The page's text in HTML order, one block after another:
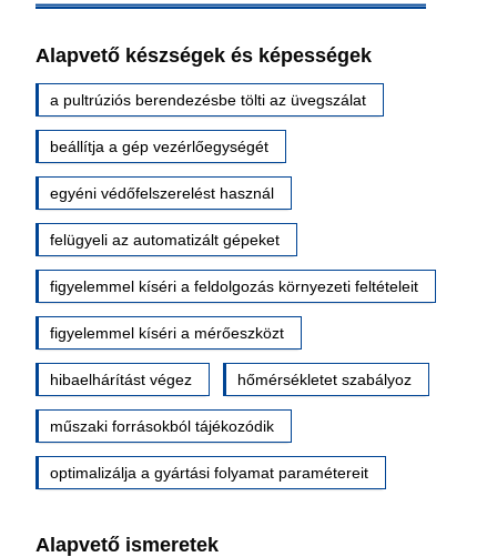
Alapvető készségek és képességek
a pultrúziós berendezésbe tölti az üvegszálat
beállítja a gép vezérlőegységét
egyéni védőfelszerelést használ
felügyeli az automatizált gépeket
figyelemmel kíséri a feldolgozás környezeti feltételeit
figyelemmel kíséri a mérőeszközt
hibaelhárítást végez hőmérsékletet szabályoz
műszaki forrásokból tájékozódik
optimalizálja a gyártási folyamat paramétereit
Alapvető ismeretek